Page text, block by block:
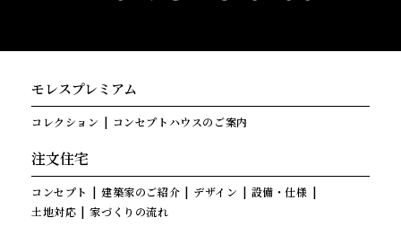
モレスプレミアム
コレクション コンセプトハウスのご案内
注文住宅
コンセプト 建築家のご紹介 デザイン
設備・仕様
土地対応
家づくりの流れ